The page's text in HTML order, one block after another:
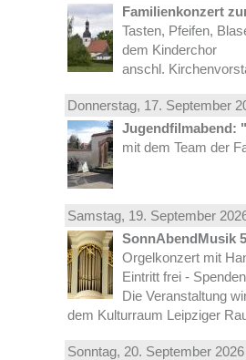
Familienkonzert
Tasten, Pfeifen,
dem Kinderchor
anschl.
Donnerstag, 17. September
Jugendfilmabend:
mit dem Team der
Samstag, 19. September
SonnAbendMusik 5
Orgelkonzert mit
Eintritt frei -
Die Veranstaltung
dem Kulturraum Leipziger
Sonntag, 20. September